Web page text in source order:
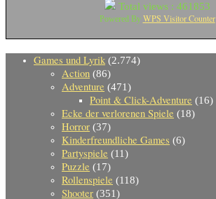
Total views : 461853
Powered By WPS Visitor Counter
Games und Lyrik (2.774)
Action (86)
Adventure (471)
Point & Click-Adventure (16)
Ecke der verlorenen Spiele (18)
Horror (37)
Kinderfreundliche Games (6)
Partyspiele (11)
Puzzle (17)
Rollenspiele (118)
Shooter (351)